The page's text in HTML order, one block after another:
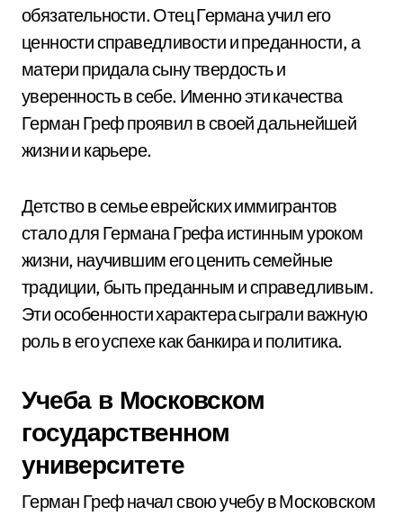
обязательности. Отец Германа учил его
ценности справедливости и преданности, а
матери придала сыну твердость и
уверенность в себе. Именно эти качества
Герман Греф проявил в своей дальнейшей
жизни и карьере.
Детство в семье еврейских иммигрантов
стало для Германа Грефа истинным уроком
жизни, научившим его ценить семейные
традиции, быть преданным и справедливым.
Эти особенности характера сыграли важную
роль в его успехе как банкира и политика.
Учеба в Московском
государственном
университете
Герман Греф начал свою учебу в Московском